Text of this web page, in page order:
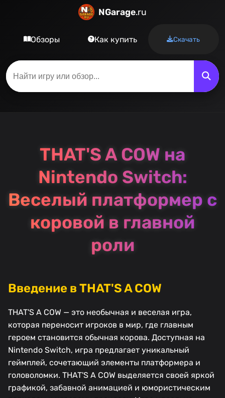
NGarage.ru
Обзоры Как купить Скачать
THAT'S A COW на
Nintendo Switch:
Веселый платформер с
коровой в главной
роли
Введение в THAT'S A COW
THAT'S A COW — это необычная и веселая игра,
которая переносит игроков в мир, где главным
героем становится обычная корова. Доступная на
Nintendo Switch, игра предлагает уникальный
геймплей, сочетающий элементы платформера и
головоломки. THAT'S A COW выделяется своей яркой
графикой, забавной анимацией и юмористическим